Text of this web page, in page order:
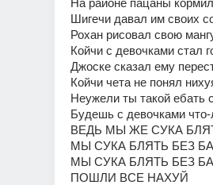
На районе пацаны
Шигечи давал им своих
Рохан рисовал свою
Койчи с девочками стал
Джоске сказал ему
Койчи чета не понял
Неужели ты такой ебать
Будешь с девочками что-
ВЕДЬ МЫ ЖЕ СУКА
МЫ СУКА БЛЯТЬ БЕЗ
МЫ СУКА БЛЯТЬ БЕЗ
ПОШЛИ ВСЕ НАХУЙ